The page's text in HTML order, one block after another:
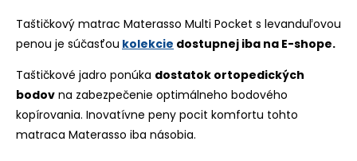
Taštičkový matrac Materasso Multi Pocket s levanduľovou
penou je súčasťou kolekcie dostupnej iba na E-shope.
Taštičkové jadro ponúka dostatok ortopedických
bodov na zabezpečenie optimálneho bodového
kopírovania. Inovatívne peny pocit komfortu tohto
matraca Materasso iba násobia.